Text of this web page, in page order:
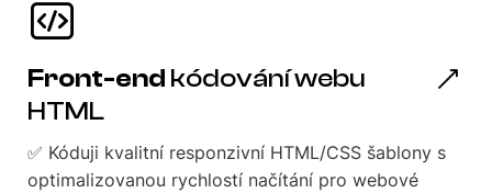
Front-end kódování webu
HTML
✅ Kóduji kvalitní responzivní HTML/CSS šablony s
optimalizovanou rychlostí načítání pro webové